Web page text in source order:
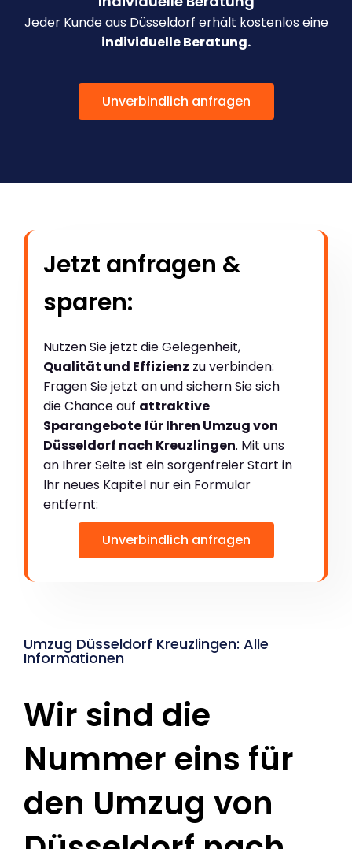
Jeder Kunde aus Düsseldorf erhält kostenlos eine
individuelle Beratung.
Unverbindlich anfragen
Jetzt anfragen &
sparen:
Nutzen Sie jetzt die Gelegenheit,
Qualität und Effizienz zu verbinden:
Fragen Sie jetzt an und sichern Sie sich
die Chance auf attraktive
Sparangebote für Ihren Umzug von
Düsseldorf nach Kreuzlingen. Mit uns
an Ihrer Seite ist ein sorgenfreier Start in
Ihr neues Kapitel nur ein Formular
entfernt:
Unverbindlich anfragen
Umzug Düsseldorf Kreuzlingen: Alle
Informationen
Wir sind die
Nummer eins für
den Umzug von